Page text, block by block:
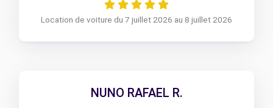
Location de voiture du 7 juillet 2026 au 8 juillet 2026
NUNO RAFAEL R.